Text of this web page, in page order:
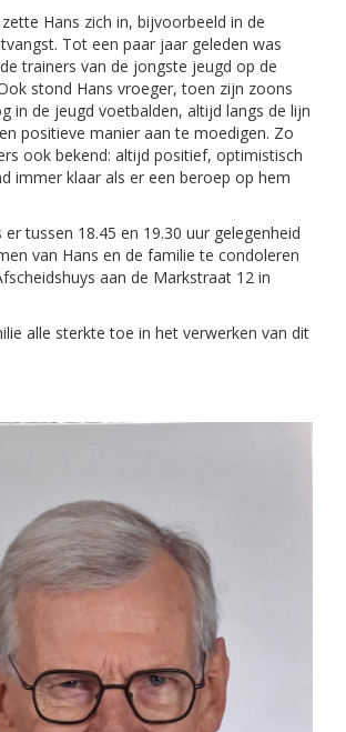
Hans zich in, bijvoorbeeld in de
Tot een paar jaar geleden was
trainers van de jongste jeugd op de
stond Hans vroeger, toen zijn zoons
in de jeugd voetbalden, altijd langs de lijn
positieve manier aan te moedigen. Zo
ook bekend: altijd positief, optimistisch
immer klaar als er een beroep op hem
tussen 18.45 en 19.30 uur gelegenheid
van Hans en de familie te condoleren
aan de Markstraat 12 in
alle sterkte toe in het verwerken van dit